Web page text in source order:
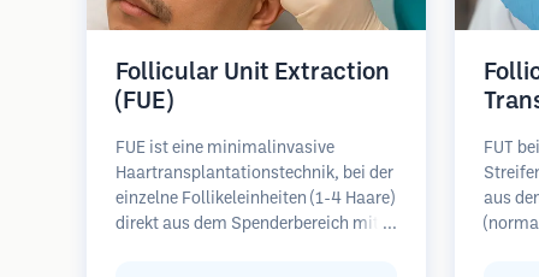
Follicular Unit Extraction
(FUE)
FUE ist eine minimalinvasive
Haartransplantationstechnik, bei der
einzelne Follikeleinheiten (1-4 Haare)
direkt aus dem Spenderbereich mit
FUT
aus